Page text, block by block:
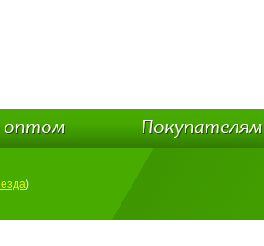
оптом Покупателям
)